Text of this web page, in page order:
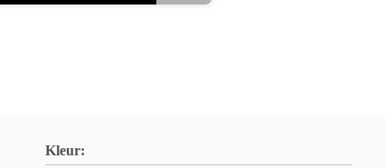
Kleur: